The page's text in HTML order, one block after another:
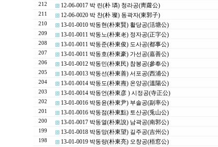
212 12-06-0017 박 린(朴 璘) 청라공(靑蘿公)
211 12-06-0020 박 찬(朴 璨) 동곽자(東郭子)
210 13-01-0010 박동현(朴東賢) 활당공(活塘公)
209 13-01-0011 박동노(朴東老) 정자공(正字公)
208 13-01-0011 박동준(朴東俊) 도사공(都事公)
207 13-01-0011 박동호(朴東豪) 가선공(嘉善公)
206 13-01-0012 박동민(朴東民) 참봉공(參奉公)
205 13-01-0013 박동선(朴東善) 서포공(西浦公)
204 13-01-0014 박동도(朴東燾) 온양공(溫陽公)
203 13-01-0014 박동언(朴東彦 ) 시정공(寺正公)
202 13-01-0016 박동윤(朴東尹) 부솔공(副率公)
201 13-01-0016 박동점(朴東點) 토산공(兎山公)
200 13-01-0017 박동열(朴東說) 남곽공(南郭公)
199 13-01-0018 박동망(朴東望) 길주공(吉州公)
198 13-01-0019 박동량(朴東亮) 오창공(梧窓公)